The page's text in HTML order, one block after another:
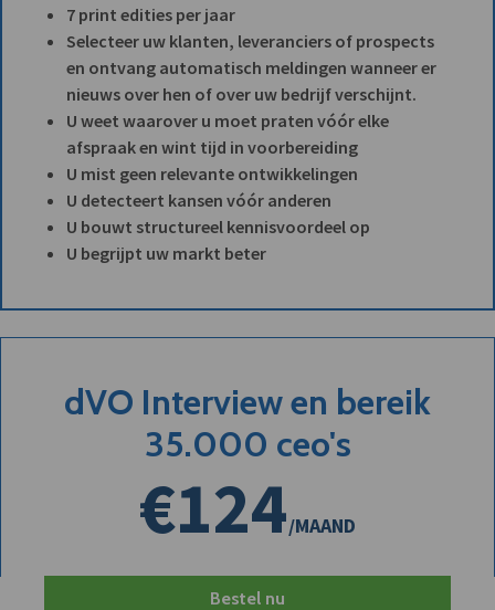
7 print edities per jaar
Selecteer uw klanten, leveranciers of prospects
en ontvang automatisch meldingen wanneer er
nieuws over hen of over uw bedrijf verschijnt.
U weet waarover u moet praten vóór elke
afspraak en wint tijd in voorbereiding
U mist geen relevante ontwikkelingen
U detecteert kansen vóór anderen
U bouwt structureel kennisvoordeel op
U begrijpt uw markt beter
dVO Interview en bereik
35.000 ceo's
€124/MAAND
Bestel nu